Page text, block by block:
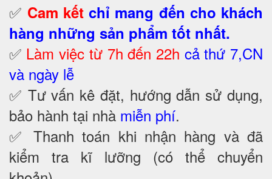
✅ Cam kết chỉ mang đến cho khách
hàng những sản phẩm tốt nhất.
✅ Làm việc từ 7h đến 22h cả thứ 7,CN
và ngày lễ
✅ Tư vấn kê đặt, hướng dẫn sử dụng,
bảo hành tại nhà miễn phí.
✅ Thanh toán khi nhận hàng và đã
kiểm tra kĩ lưỡng (có thể chuyển